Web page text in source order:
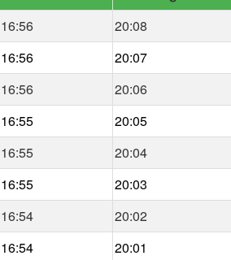
16:56 20:08
16:56 20:07
16:56 20:06
16:55 20:05
16:55 20:04
16:55 20:03
16:54 20:02
16:54 20:01